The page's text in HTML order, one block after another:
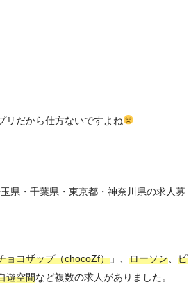
リだから仕方ないですよね
県・千葉県・東京都・神奈川県の求人募
ョコザップ（chocoZf） 」、 ローソン
ピ
遊空間など複数の求人がありました。